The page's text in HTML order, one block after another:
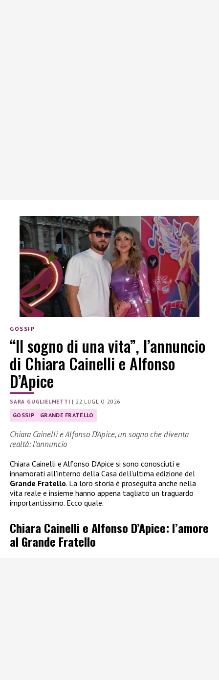
GOSSIP
“Il sogno di una vita”, l’annuncio
di Chiara Cainelli e Alfonso
D’Apice
SARA GUGLIELMETTI | 22 LUGLIO 2026
GOSSIP GRANDE FRATELLO
Chiara Cainelli e Alfonso D’Apice, un sogno che diventa
realtà: l’annuncio
Chiara Cainelli e Alfonso D’Apice si sono conosciuti e
innamorati all’interno della Casa dell’ultima edizione del
Grande Fratello. La loro storia è proseguita anche nella
vita reale e insieme hanno appena tagliato un traguardo
importantissimo. Ecco quale.
Chiara Cainelli e Alfonso D’Apice: l’amore
al Grande Fratello